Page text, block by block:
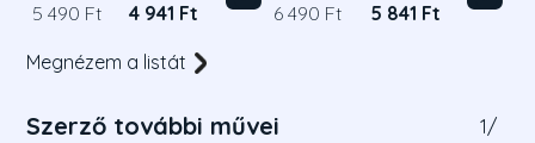
5 490 Ft 4 941 Ft 6 490 Ft 5 841 Ft
Megnézem a listát
Szerző további művei 1/